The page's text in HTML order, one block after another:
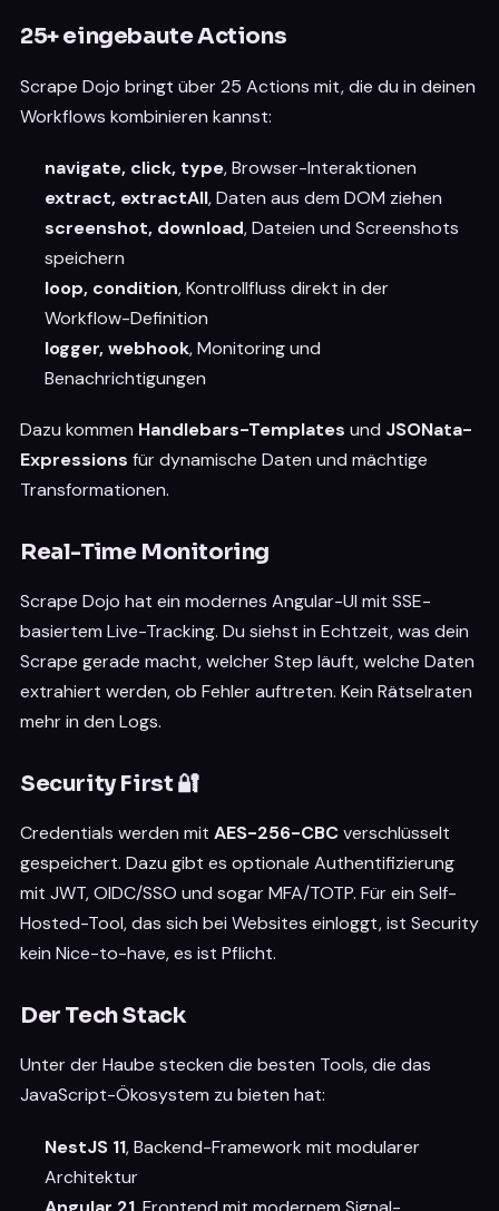
25+ eingebaute Actions
Scrape Dojo bringt über 25 Actions mit, die du in deinen
Workflows kombinieren kannst:
navigate, click, type, Browser-Interaktionen
extract, extractAll, Daten aus dem DOM ziehen
screenshot, download, Dateien und Screenshots
speichern
loop, condition, Kontrollfluss direkt in der
Workflow-Definition
logger, webhook, Monitoring und
Benachrichtigungen
Dazu kommen Handlebars-Templates und JSONata-
Expressions für dynamische Daten und mächtige
Transformationen.
Real-Time Monitoring
Scrape Dojo hat ein modernes Angular-UI mit SSE-
basiertem Live-Tracking. Du siehst in Echtzeit, was dein
Scrape gerade macht, welcher Step läuft, welche Daten
extrahiert werden, ob Fehler auftreten. Kein Rätselraten
mehr in den Logs.
Security First 🔐
Credentials werden mit AES-256-CBCverschlüsselt
gespeichert. Dazu gibt es optionale Authentifizierung
mit JWT, OIDC/SSO und sogar MFA/TOTP. Für ein Self-
Hosted-Tool, das sich bei Websites einloggt, ist Security
kein Nice-to-have, es ist Pflicht.
Der Tech Stack
Unter der Haube stecken die besten Tools, die das
JavaScript-Ökosystem zu bieten hat:
NestJS 11, Backend-Framework mit modularer
Architektur